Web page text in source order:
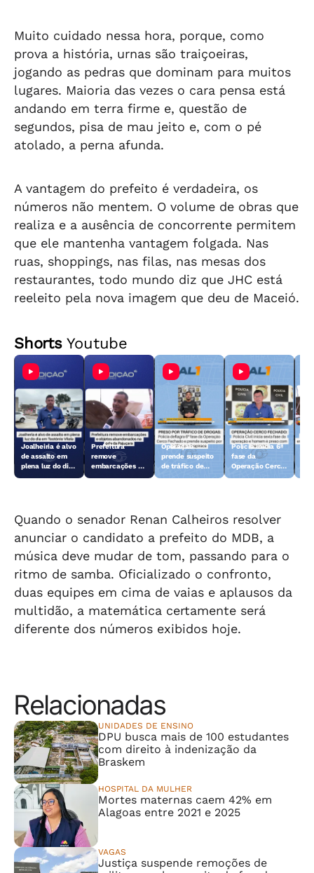
Muito cuidado nessa hora, porque, como
prova a história, urnas são traiçoeiras,
jogando as pedras que dominam para muitos
lugares. Maioria das vezes o cara pensa está
andando em terra firme e, questão de
segundos, pisa de mau jeito e, com o pé
atolado, a perna afunda.
A vantagem do prefeito é verdadeira, os
números não mentem. O volume de obras que
realiza e a ausência de concorrente permitem
que ele mantenha vantagem folgada. Nas
ruas, shoppings, nas filas, nas mesas dos
restaurantes, todo mundo diz que JHC está
reeleito pela nova imagem que deu de Maceió.
ShortsYoutube
Joalheiria é alvo
de assalto em
plena luz do dia
Prefeitura
remove
embarcações e
Operação
prende suspeito
de tráfico de
Polícia inicia 6ª
fase da
Operação Cerco
Quando o senador Renan Calheiros resolver
anunciar o candidato a prefeito do MDB, a
música deve mudar de tom, passando para o
ritmo de samba. Oficializado o confronto,
duas equipes em cima de vaias e aplausos da
multidão, a matemática certamente será
diferente dos números exibidos hoje.
Relacionadas
UNIDADES DE ENSINO
DPU busca mais de 100 estudantes
com direito à indenização da
Braskem
HOSPITAL DA MULHER
Mortes maternas caem 42% em
Alagoas entre 2021 e 2025
VAGAS
Justiça suspende remoções de